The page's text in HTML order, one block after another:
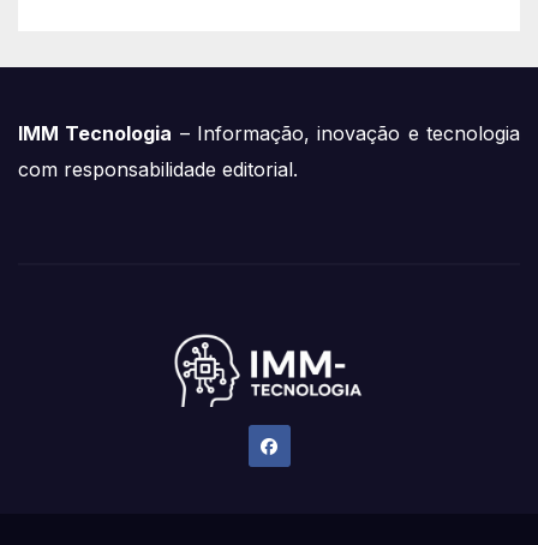
IMM Tecnologia – Informação, inovação e tecnologia
com responsabilidade editorial.